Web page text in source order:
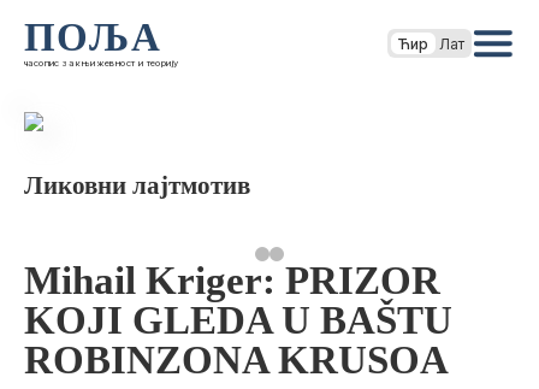
ПОЉА
часопис за књижевност и теорију
Ћир Лат
Ликовни лајтмотив
Mihail Kriger: PRIZOR
KOJI GLEDA U BAŠTU
ROBINZONA KRUSOA